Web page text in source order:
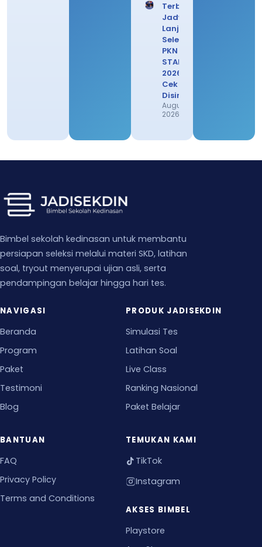
Terbaru!
Jadwal
Lanjutan
Seleksi
PKN
STAN
2026,
Cek
Disini
August 1,
2026
Bimbel sekolah kedinasan untuk membantu
persiapan seleksi melalui materi SKD, latihan
soal, tryout menyerupai ujian asli, serta
pendampingan belajar hingga hari tes.
NAVIGASI
Beranda
Program
Paket
Testimoni
Blog
PRODUK JADISEKDIN
Simulasi Tes
Latihan Soal
Live Class
Ranking Nasional
Paket Belajar
BANTUAN
FAQ
Privacy Policy
Terms and Conditions
TEMUKAN KAMI
TikTok
Instagram
AKSES BIMBEL
Playstore